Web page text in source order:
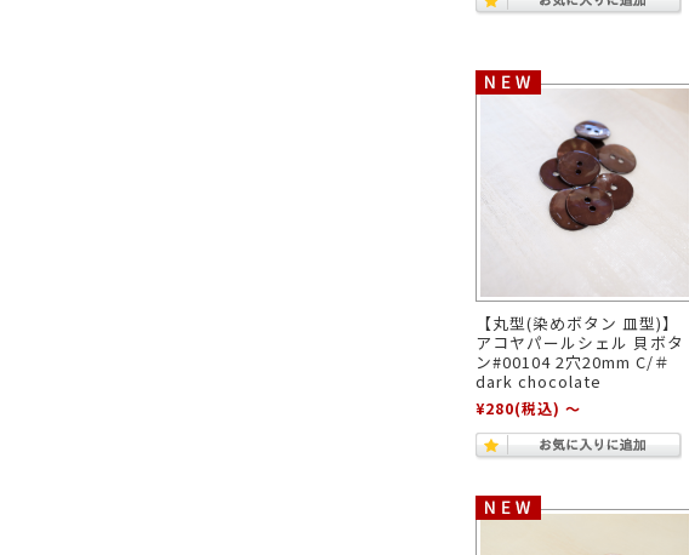
【丸型(染めボタン 皿型)】
アコヤパールシェル 貝ボタ
ン#00104 2穴20mm C/＃
dark chocolate
¥280(税込) ～